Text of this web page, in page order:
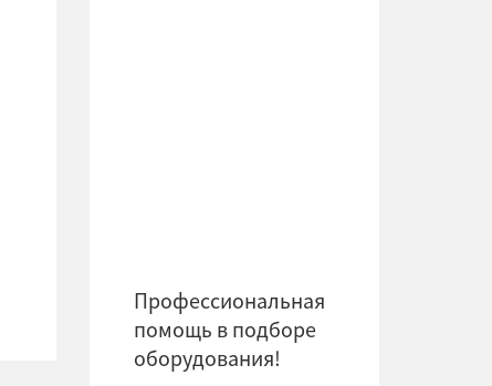
Профессиональная
помощь в подборе
оборудования!